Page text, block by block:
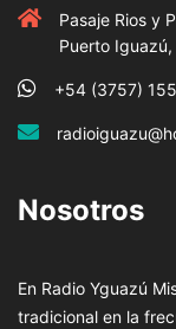
Pasaje Rios y
Puerto
+54 (3757)
Nosotros
En Radio Yguazú
tradicional en la